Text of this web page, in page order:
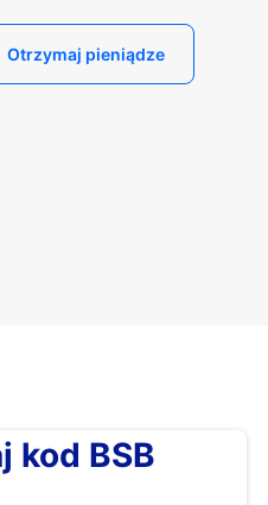
Otrzymaj pieniądze
kod BSB